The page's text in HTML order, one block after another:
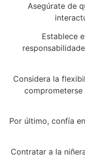
Asegúrate de
Establece
Considera la
Por último, confía
Contratar a la